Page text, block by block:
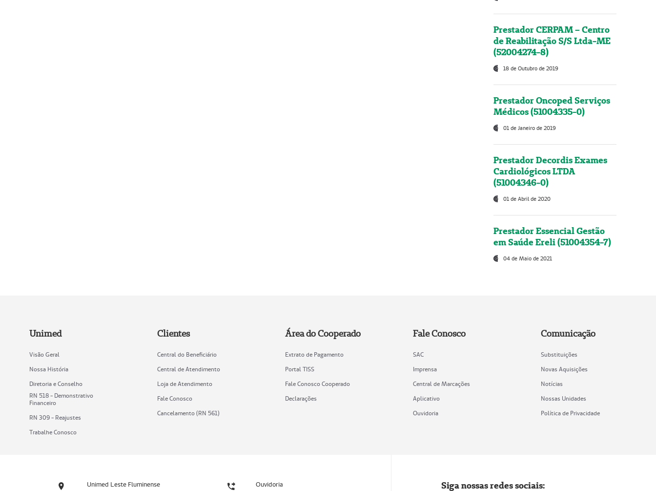
Prestador CERPAM – Centro
de Reabilitação S/S Ltda-ME
(52004274-8)
18 de Outubro de 2019
Prestador Oncoped Serviços
Médicos (51004335-0)
01 de Janeiro de 2019
Prestador Decordis Exames
Cardiológicos LTDA
(51004346-0)
01 de Abril de 2020
Prestador Essencial Gestão
em Saúde Ereli (51004354-7)
04 de Maio de 2021
Unimed
Visão Geral
Nossa História
Diretoria e Conselho
RN 518 - Demonstrativo
Financeiro
RN 309 - Reajustes
Trabalhe Conosco
Clientes
Central do Beneficiário
Central de Atendimento
Loja de Atendimento
Fale Conosco
Cancelamento (RN 561)
Área do Cooperado
Extrato de Pagamento
Portal TISS
Fale Conosco Cooperado
Declarações
Fale Conosco
SAC
Imprensa
Central de Marcações
Aplicativo
Ouvidoria
Comunicação
Substituições
Novas Aquisições
Notícias
Nossas Unidades
Política de Privacidade
Unimed Leste Fluminense Ouvidoria Siga nossas redes sociais: